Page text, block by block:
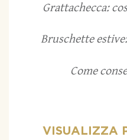
Grattachecca:
Bruschette
Come
VISUALIZZA